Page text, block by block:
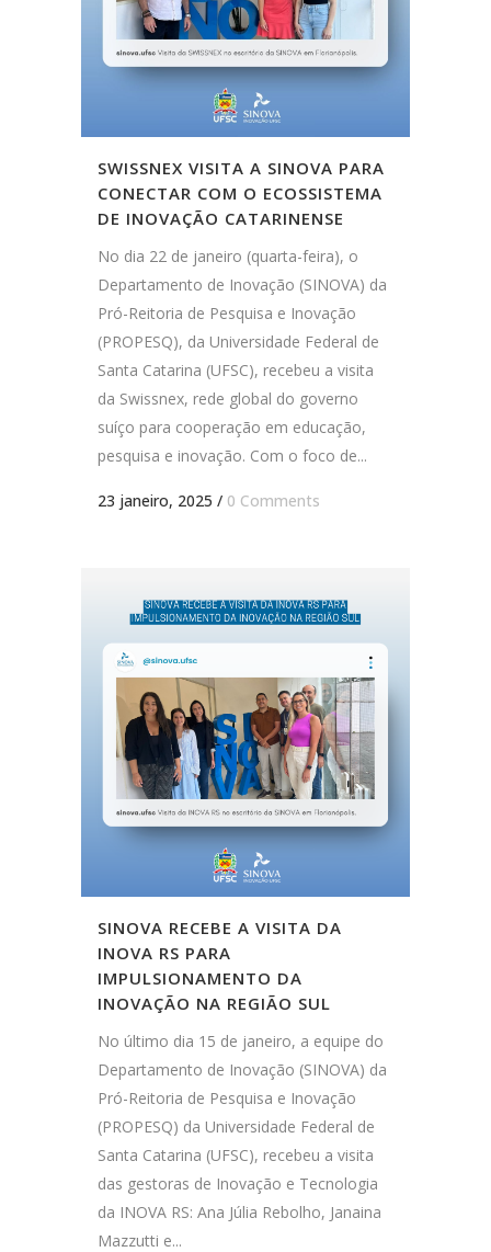
SWISSNEX VISITA A SINOVA PARA
CONECTAR COM O ECOSSISTEMA
DE INOVAÇÃO CATARINENSE
No dia 22 de janeiro (quarta-feira), o
Departamento de Inovação (SINOVA) da
Pró-Reitoria de Pesquisa e Inovação
(PROPESQ), da Universidade Federal de
Santa Catarina (UFSC), recebeu a visita
da Swissnex, rede global do governo
suíço para cooperação em educação,
pesquisa e inovação. Com o foco de...
23 janeiro, 2025 / 0 Comments
SINOVA RECEBE A VISITA DA
INOVA RS PARA
IMPULSIONAMENTO DA
INOVAÇÃO NA REGIÃO SUL
No último dia 15 de janeiro, a equipe do
Departamento de Inovação (SINOVA) da
Pró-Reitoria de Pesquisa e Inovação
(PROPESQ) da Universidade Federal de
Santa Catarina (UFSC), recebeu a visita
das gestoras de Inovação e Tecnologia
da INOVA RS: Ana Júlia Rebolho, Janaina
Mazzutti e...